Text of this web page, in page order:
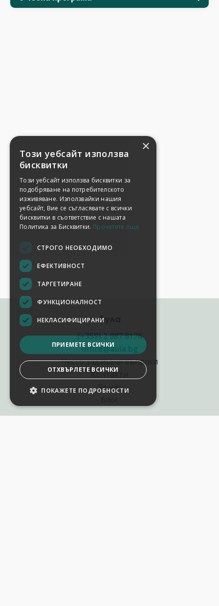
Аула
(+359) 2 987 8176
office@aula.bg
Често задавани въпроси
Контакти
За нас
×
Този уебсайт използва
бисквитки
Този уебсайт използва бисквитки за
подобряване на потребителското
изживяване. Използвайки нашия
уебсайт, Вие се съгласявате с всички
бисквитки в съответствие с нашата
Политика за Бисквитки. Прочетете още
СТРОГО НЕОБХОДИМО
ЕФЕКТИВНОСТ
ТАРГЕТИРАНЕ
ФУНКЦИОНАЛНОСТ
НЕКЛАСИФИЦИРАНИ
ПРИЕМЕТЕ ВСИЧКИ
ОТХВЪРЛЕТЕ ВСИЧКИ
ПОКАЖЕТЕ ПОДРОБНОСТИ